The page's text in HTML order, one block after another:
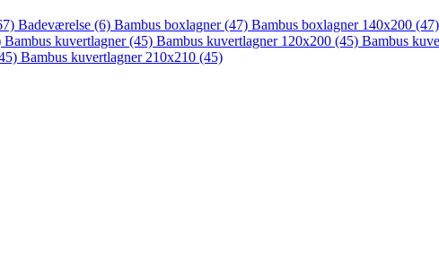
Badeværelse (6) Bambus boxlagner(47) Bambus boxlagner 140x200 (47)
Bambus kuvertlagner(45) Bambus kuvertlagner 120x200 (45) Bambus
Bambus kuvertlagner 210x210 (45)